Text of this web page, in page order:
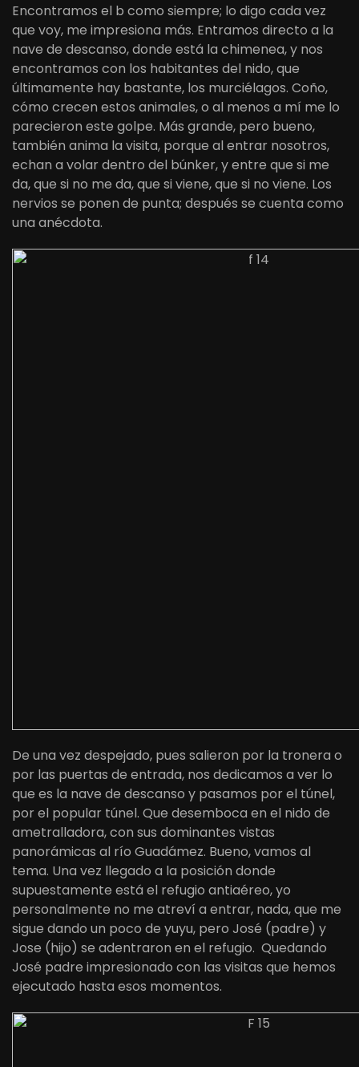
Encontramos el b como siempre; lo digo cada vez
que voy, me impresiona más. Entramos directo a la
nave de descanso, donde está la chimenea, y nos
encontramos con los habitantes del nido, que
últimamente hay bastante, los murciélagos. Coño,
cómo crecen estos animales, o al menos a mí me lo
parecieron este golpe. Más grande, pero bueno,
también anima la visita, porque al entrar nosotros,
echan a volar dentro del búnker, y entre que si me
da, que si no me da, que si viene, que si no viene. Los
nervios se ponen de punta; después se cuenta como
una anécdota.
De una vez despejado, pues salieron por la tronera o
por las puertas de entrada, nos dedicamos a ver lo
que es la nave de descanso y pasamos por el túnel,
por el popular túnel. Que desemboca en el nido de
ametralladora, con sus dominantes vistas
panorámicas al río Guadámez. Bueno, vamos al
tema. Una vez llegado a la posición donde
supuestamente está el refugio antiaéreo, yo
personalmente no me atreví a entrar, nada, que me
sigue dando un poco de yuyu, pero José (padre) y
Jose (hijo) se adentraron en el refugio. Quedando
José padre impresionado con las visitas que hemos
ejecutado hasta esos momentos.